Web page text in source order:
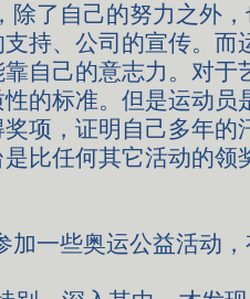
除了自己的努力之外
持、公司的宣传。而
自己的意志力。对于
的标准。但是运动员
项，证明自己多年的
比任何其它活动的领
加一些奥运公益活动